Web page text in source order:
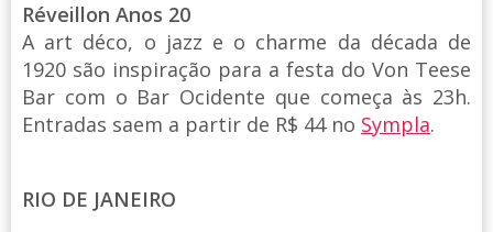
Réveillon Anos 20
A art déco, o jazz e o charme da década de
1920 são inspiração para a festa do Von Teese
Bar com o Bar Ocidente que começa às 23h.
Entradas saem a partir de R$ 44 no Sympla.
RIO DE JANEIRO